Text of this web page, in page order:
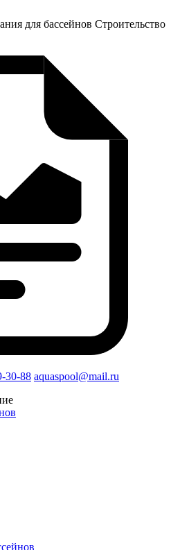
для бассейнов Строительство
30-88 aquaspool@mail.ru